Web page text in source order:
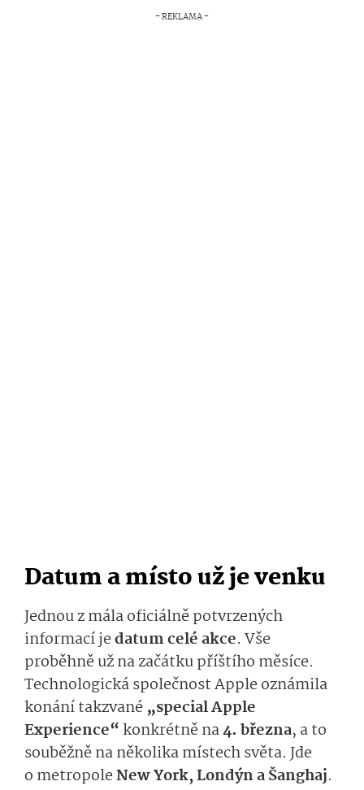
Datum a místo už je venku
Jednou z mála oficiálně potvrzených
informací jedatum celé akce. Vše
proběhně už na začátku příštího měsíce.
Technologická společnost Apple oznámila
konání takzvané„special Apple
Experience“ konkrétně na4. března, a to
souběžně na několika místech světa. Jde
o metropoleNew York, Londýn a Šanghaj.